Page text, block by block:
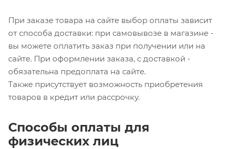
При заказе товара на сайте выбор оплаты зависит
от способа доставки: при самовывозе в магазине -
вы можете оплатить заказ при получении или на
сайте. При оформлении заказа, с доставкой -
обязательна предоплата на сайте.
Также присутствует возможность приобретения
товаров в кредит или рассрочку.
Способы оплаты для
физических лиц